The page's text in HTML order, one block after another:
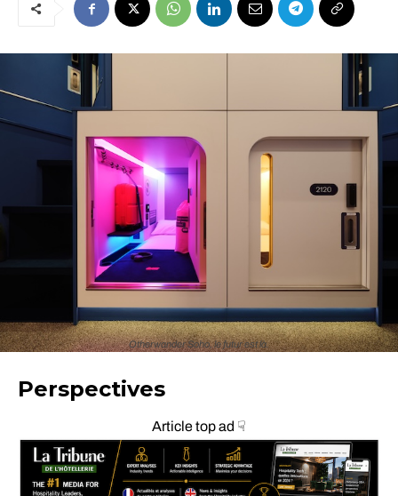
Otherwander Soho, le futur est là.
Perspectives
Article top ad ☟